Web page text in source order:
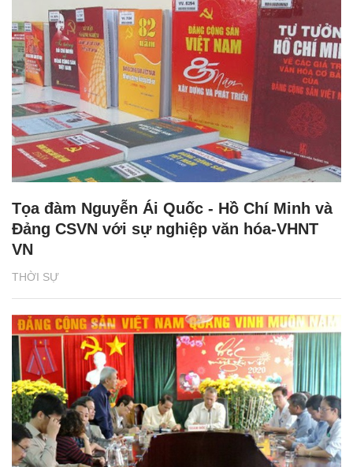
THỜI SỰ
Tọa đàm Nguyễn Ái Quốc - Hồ Chí Minh và
Đảng CSVN với sự nghiệp văn hóa-VHNT
VN